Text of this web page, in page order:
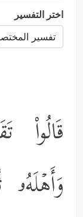
اختر التفسير
قَالُواْ